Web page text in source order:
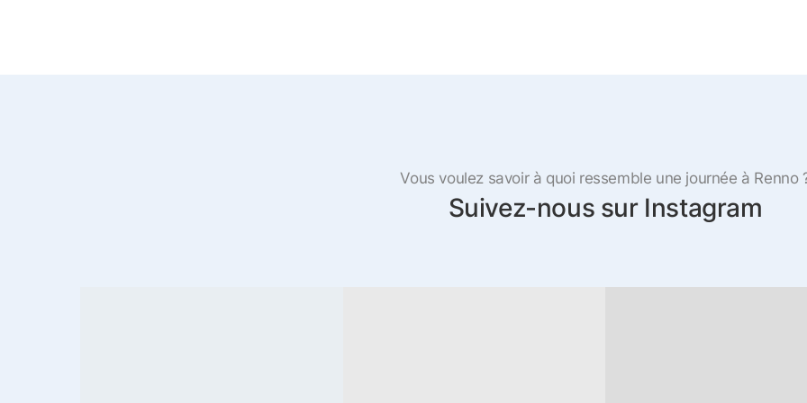
Vous voulez savoir à quoi ressemble une journée à Renno
Suivez-nous sur Instagram